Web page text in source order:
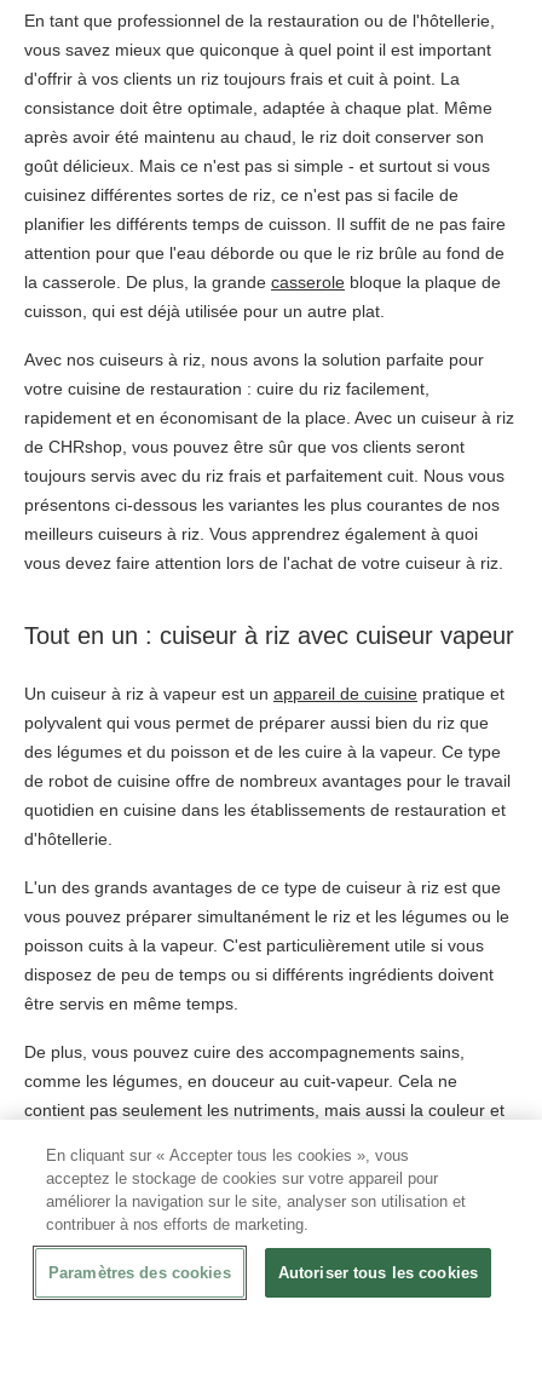
En tant que professionnel de la restauration ou de l'hôtellerie,
vous savez mieux que quiconque à quel point il est important
d'offrir à vos clients un riz toujours frais et cuit à point. La
consistance doit être optimale, adaptée à chaque plat. Même
après avoir été maintenu au chaud, le riz doit conserver son
goût délicieux. Mais ce n'est pas si simple - et surtout si vous
cuisinez différentes sortes de riz, ce n'est pas si facile de
planifier les différents temps de cuisson. Il suffit de ne pas faire
attention pour que l'eau déborde ou que le riz brûle au fond de
la casserole. De plus, la grande casserole bloque la plaque de
cuisson, qui est déjà utilisée pour un autre plat.
Avec nos cuiseurs à riz, nous avons la solution parfaite pour
votre cuisine de restauration : cuire du riz facilement,
rapidement et en économisant de la place. Avec un cuiseur à riz
de CHRshop, vous pouvez être sûr que vos clients seront
toujours servis avec du riz frais et parfaitement cuit. Nous vous
présentons ci-dessous les variantes les plus courantes de nos
meilleurs cuiseurs à riz. Vous apprendrez également à quoi
vous devez faire attention lors de l'achat de votre cuiseur à riz.
Tout en un : cuiseur à riz avec cuiseur vapeur
Un cuiseur à riz à vapeur est un appareil de cuisine pratique et
polyvalent qui vous permet de préparer aussi bien du riz que
des légumes et du poisson et de les cuire à la vapeur. Ce type
de robot de cuisine offre de nombreux avantages pour le travail
quotidien en cuisine dans les établissements de restauration et
d'hôtellerie.
L'un des grands avantages de ce type de cuiseur à riz est que
vous pouvez préparer simultanément le riz et les légumes ou le
poisson cuits à la vapeur. C'est particulièrement utile si vous
disposez de peu de temps ou si différents ingrédients doivent
être servis en même temps.
De plus, vous pouvez cuire des accompagnements sains,
comme les légumes, en douceur au cuit-vapeur. Cela ne
contient pas seulement les nutriments, mais aussi la couleur et
délicieux plats sans utiliser beaucoup d'huile ou de beurre. Cela
permet non seulement d'économiser des matières premières et
donc de faire des économies, mais aussi d'améliorer la qualité
du plat.
En cliquant sur « Accepter tous les cookies », vous
acceptez le stockage de cookies sur votre appareil pour
améliorer la navigation sur le site, analyser son utilisation et
contribuer à nos efforts de marketing.
Paramètres des cookies Autoriser tous les cookies